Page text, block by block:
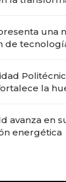
una
de
la
avanza en
energética